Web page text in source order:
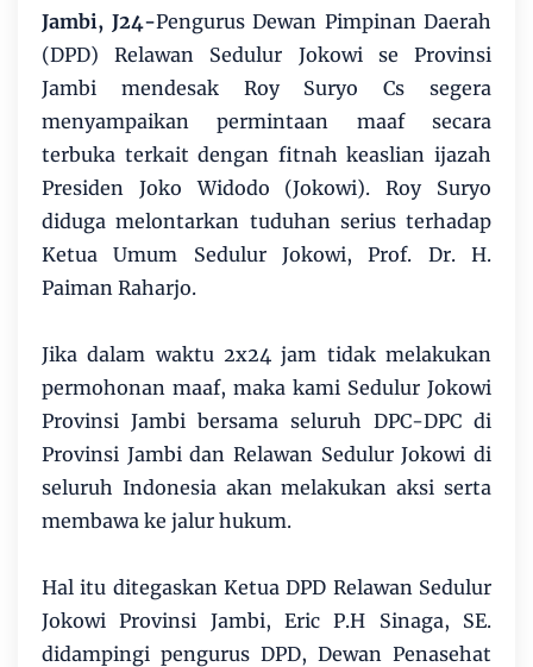
Jambi, J24-Pengurus Dewan Pimpinan Daerah
(DPD) Relawan Sedulur Jokowi se Provinsi
Jambi mendesak Roy Suryo Cs segera
menyampaikan permintaan maaf secara
terbuka terkait dengan fitnah keaslian ijazah
Presiden Joko Widodo (Jokowi). Roy Suryo
diduga melontarkan tuduhan serius terhadap
Ketua Umum Sedulur Jokowi, Prof. Dr. H.
Paiman Raharjo.
Jika dalam waktu 2x24 jam tidak melakukan
permohonan maaf, maka kami Sedulur Jokowi
Provinsi Jambi bersama seluruh DPC-DPC di
Provinsi Jambi dan Relawan Sedulur Jokowi di
seluruh Indonesia akan melakukan aksi serta
membawa ke jalur hukum.
Hal itu ditegaskan Ketua DPD Relawan Sedulur
Jokowi Provinsi Jambi, Eric P.H Sinaga, SE.
didampingi pengurus DPD, Dewan Penasehat